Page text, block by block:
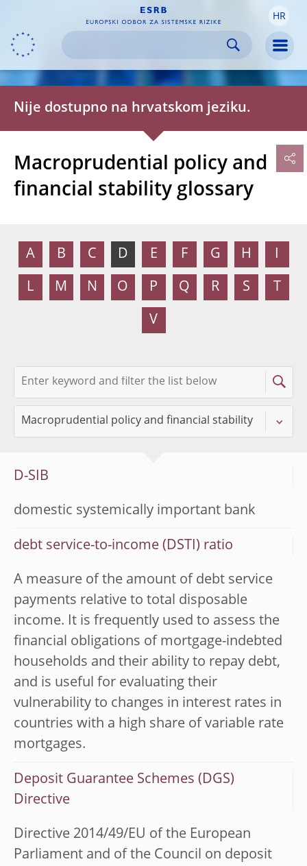
Skip to
navigation
Skip to
content
Skip to
footer HR
Nije dostupno na hrvatskom jeziku.
Macroprudential policy and
financial stability glossary
A B C D E F G H I
L M N O P Q R S T
V
D-SIB
domestic systemically important bank
debt service-to-income (DSTI) ratio
A measure of the amount of debt service
payments relative to total disposable
income. It is frequently used to assess the
financial obligations of mortgage-indebted
households and their ability to repay debt,
and is useful for evaluating their
vulnerability to changes in interest rates in
countries with a high share of variable rate
mortgages.
Deposit Guarantee Schemes (DGS)
Directive
Directive 2014/49/EU of the European
Parliament and of the Council on deposit